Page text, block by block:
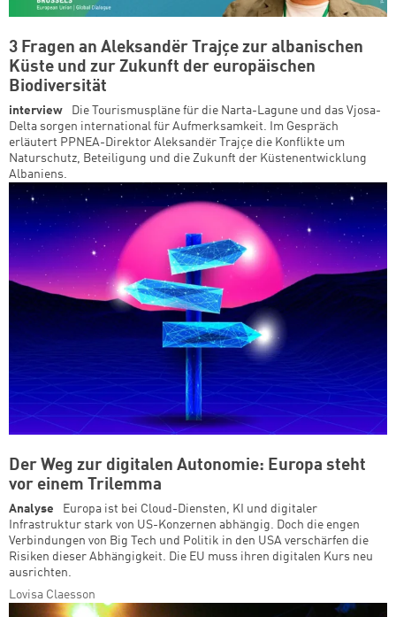
3 Fragen an Aleksandër Trajçe zur albanischen
Küste und zur Zukunft der europäischen
Biodiversität
interview
Die Tourismuspläne für die Narta-Lagune und das Vjosa-
Delta sorgen international für Aufmerksamkeit. Im Gespräch
erläutert PPNEA-Direktor Aleksandër Trajçe die Konflikte um
Naturschutz, Beteiligung und die Zukunft der Küstenentwicklung
Albaniens.
Der Weg zur digitalen Autonomie: Europa steht
vor einem Trilemma
Analyse
Europa ist bei Cloud-Diensten, KI und digitaler
Infrastruktur stark von US-Konzernen abhängig. Doch die engen
Verbindungen von Big Tech und Politik in den USA verschärfen die
Risiken dieser Abhängigkeit. Die EU muss ihren digitalen Kurs neu
ausrichten.
Lovisa Claesson